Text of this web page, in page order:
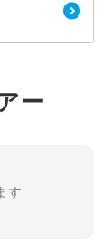
ー
す